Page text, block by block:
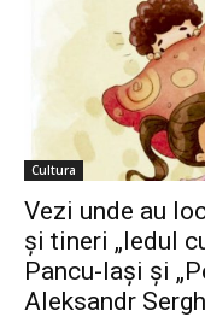
Cultura
Vezi unde au
și tineri „Iedul
Pancu-Iași și
Aleksandr